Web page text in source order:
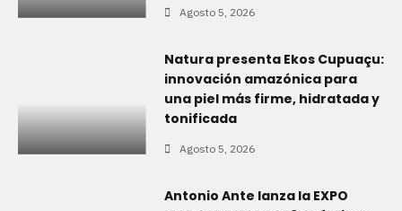
Agosto 5, 2026
Natura presenta Ekos Cupuaçu:
innovación amazónica para
una piel más firme, hidratada y
tonificada
Agosto 5, 2026
Antonio Ante lanza la EXPO